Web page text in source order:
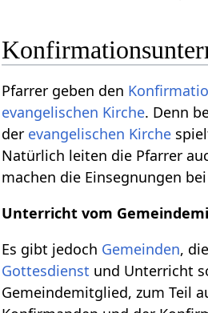
Pfarrer geben den
evangelischen Kirche. Denn
der evangelischen Kirche
Natürlich leiten die Pfarrer
machen die Einsegnungen
Unterricht vom
Es gibt jedoch Gemeinden,
Gottesdienst und Unterricht
Gemeindemitglied, zum Teil